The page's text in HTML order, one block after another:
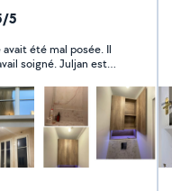
( tel
prendre mon
les questions?
5
avait été mal posée. Il
soigné. Juljan est